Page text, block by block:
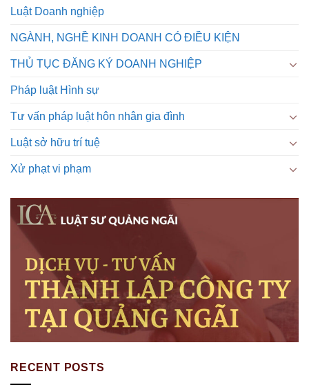
Luật Doanh nghiệp
NGÀNH, NGHỀ KINH DOANH CÓ ĐIỀU KIỆN
THỦ TỤC ĐĂNG KÝ DOANH NGHIỆP
Pháp luật Hình sự
Tư vấn pháp luật hôn nhân gia đình
Luật sở hữu trí tuệ
Xử phạt vi phạm
RECENT POSTS